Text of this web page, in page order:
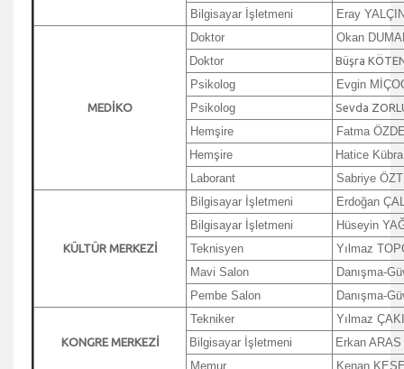
Bilgisayar İşletmeni
Eray
MEDİKO
Doktor
Okan
Doktor
Büşra
Psikolog
Evgin
Psikolog
Sevda
Hemşire
Fatma
Hemşire
Hatice
Laborant
Sabriye
KÜLTÜR MERKEZİ
Bilgisayar İşletmeni
Erdoğan
Bilgisayar İşletmeni
Hüseyin
Teknisyen
Yılmaz
Mavi Salon
Danışma-
Pembe Salon
Danışma-
KONGREMERKEZİ
Tekniker
Yılmaz
Bilgisayar İşletmeni
Erkan ARAS
Memur
Kenan